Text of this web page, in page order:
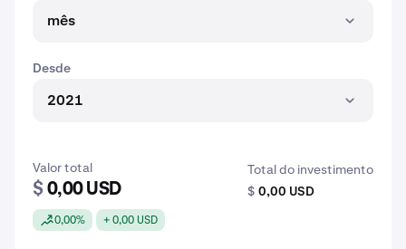
mês
Desde
2021
Valor total
$ 0,00 USD
0,00% + 0,00 USD
Total do investimento
$ 0,00 USD